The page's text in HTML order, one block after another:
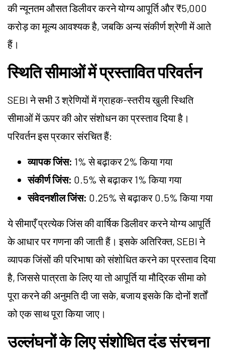
की न्यूनतम औसत डिलीवर करने योग्य आपूर्ति और ₹5,000
करोड़ का मूल्य आवश्यक है, जबकि अन्य संकीर्ण श्रेणी में आते
हैं।
स्थिति सीमाओं में प्रस्तावित परिवर्तन
SEBI ने सभी 3 श्रेणियों में ग्राहक-स्तरीय खुली स्थिति
सीमाओं में ऊपर की ओर संशोधन का प्रस्ताव दिया है।
परिवर्तन इस प्रकार संरचित हैं:
व्यापक जिंस: 1% से बढ़ाकर 2% किया गया
संकीर्ण जिंस: 0.5% से बढ़ाकर 1% किया गया
संवेदनशील जिंस: 0.25% से बढ़ाकर 0.5% किया गया
ये सीमाएँ प्रत्येक जिंस की वार्षिक डिलीवर करने योग्य आपूर्ति
के आधार पर गणना की जाती हैं। इसके अतिरिक्त, SEBI ने
व्यापक जिंसों की परिभाषा को संशोधित करने का प्रस्ताव दिया
है, जिससे पात्रता के लिए या तो आपूर्ति या मौद्रिक सीमा को
पूरा करने की अनुमति दी जा सके, बजाय इसके कि दोनों शर्तों
को एक साथ पूरा किया जाए।
उल्लंघनों के लिए संशोधित दंड संरचना